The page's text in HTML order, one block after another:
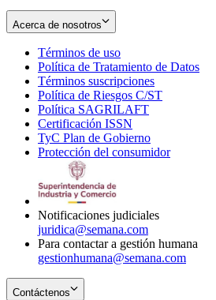
Acerca de nosotros
Términos de uso
in
new
window
Política de Tratamiento de Datos
Términos suscripciones
in
Política de Riesgos C/ST
Política SAGRILAFT
new
window
Certificación ISSN
in
new
TyC Plan de Gobierno
in
Protección del consumidorOpens
Notificaciones judiciales
juridica@semana.com
Para contactar a gestión humana
gestionhumana@semana.com
Contáctenos